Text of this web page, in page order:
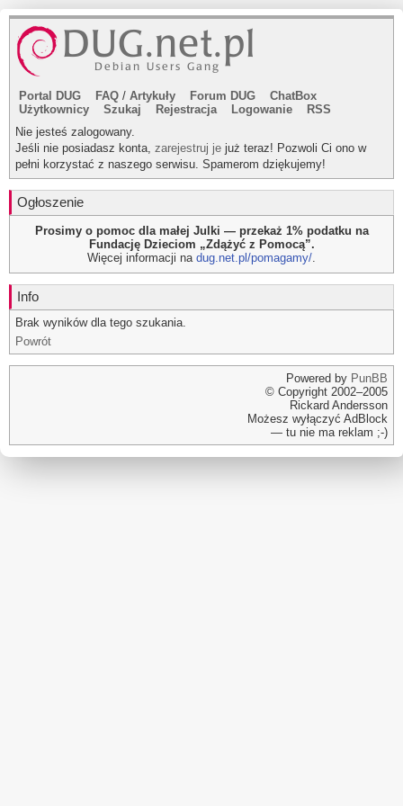
Portal DUG FAQ / Artykuły Forum DUG
ChatBox
Użytkownicy
Szukaj Rejestracja Logowanie
RSS
Nie jesteś zalogowany.
Jeśli nie posiadasz konta, zarejestruj je już teraz! Pozwoli Ci ono w
pełni korzystać z naszego serwisu. Spamerom dziękujemy!
Ogłoszenie
Prosimy o pomoc dla małej Julki — przekaż 1% podatku na
Fundację Dzieciom „Zdążyć z Pomocą”.
Więcej informacji na dug.net.pl/pomagamy/.
Info
Brak wyników dla tego szukania.
Powrót
Powered by PunBB
© Copyright 2002–2005
Rickard Andersson
Możesz wyłączyć AdBlock
— tu nie ma reklam ;-)